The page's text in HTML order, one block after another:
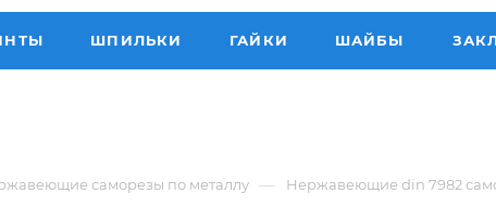
ШПИЛЬКИ ГАЙКИ ШАЙБЫ
саморезы по металлу — Нержавеющие din 7982